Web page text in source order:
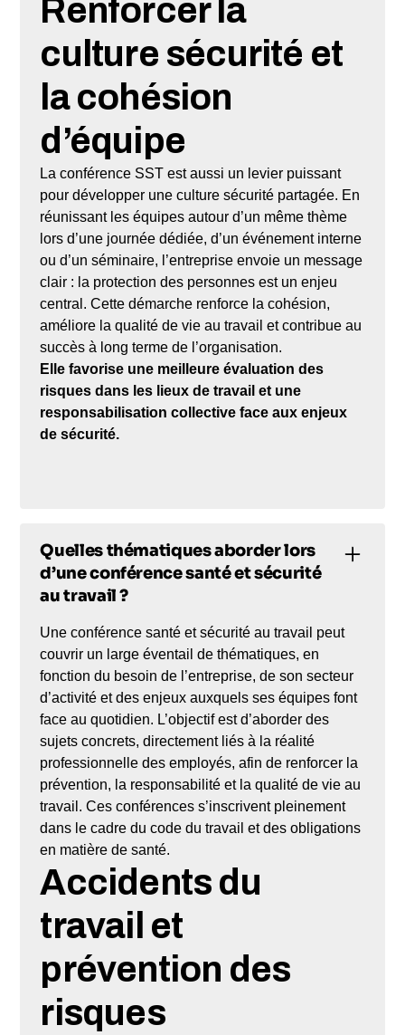
Renforcer la
culture sécurité et
la cohésion
d’équipe
La conférence SST est aussi un levier puissant
pour développer une culture sécurité partagée. En
réunissant les équipes autour d’un même thème
lors d’une journée dédiée, d’un événement interne
ou d’un séminaire, l’entreprise envoie un message
clair : la protection des personnes est un enjeu
central. Cette démarche renforce la cohésion,
améliore la qualité de vie au travail et contribue au
succès à long terme de l’organisation.
Elle favorise une meilleure évaluation des
risques dans les lieux de travail et une
responsabilisation collective face aux enjeux
de sécurité.
Quelles thématiques aborder lors
d’une conférence santé et sécurité
au travail ?
Une conférence santé et sécurité au travail peut
couvrir un large éventail de thématiques, en
fonction du besoin de l’entreprise, de son secteur
d’activité et des enjeux auxquels ses équipes font
face au quotidien. L’objectif est d’aborder des
sujets concrets, directement liés à la réalité
professionnelle des employés, afin de renforcer la
prévention, la responsabilité et la qualité de vie au
travail. Ces conférences s’inscrivent pleinement
dans le cadre du code du travail et des obligations
en matière de santé.
Accidents du
travail et
prévention des
risques